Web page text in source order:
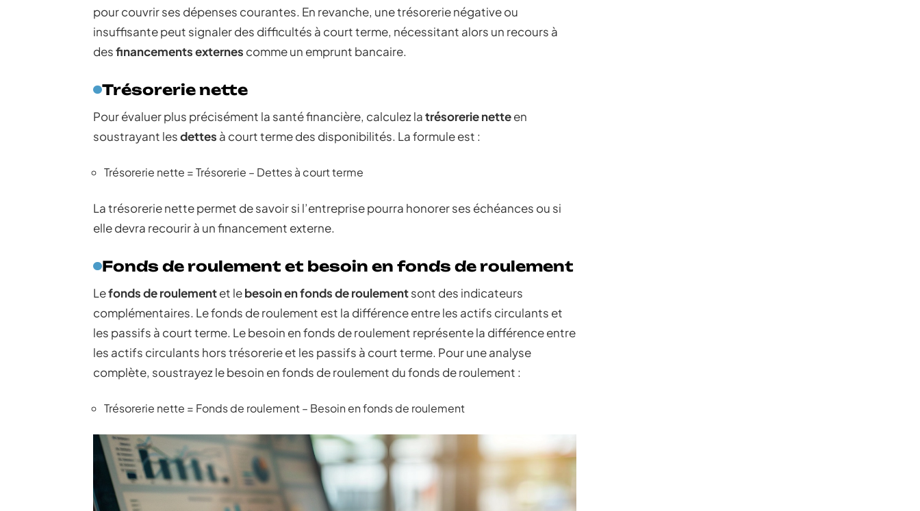
pour couvrir ses dépenses courantes. En revanche, une trésorerie négative ou
insuffisante peut signaler des difficultés à court terme, nécessitant alors un recours à
desfinancements externes comme un emprunt bancaire.
Trésorerie nette
Pour évaluer plus précisément la santé financière, calculez latrésorerie netteen
soustrayant lesdettes à court terme des disponibilités. La formule est :
Trésorerie nette = Trésorerie – Dettes à court terme
La trésorerie nette permet de savoir si l’entreprise pourra honorer ses échéances ou si
elle devra recourir à un financement externe.
Fonds de roulement et besoin en fonds de roulement
Lefonds de roulementet lebesoin en fonds de roulementsont des indicateurs
complémentaires. Le fonds de roulement est la différence entre les actifs circulants et
les passifs à court terme. Le besoin en fonds de roulement représente la différence entre
les actifs circulants hors trésorerie et les passifs à court terme. Pour une analyse
complète, soustrayez le besoin en fonds de roulement du fonds de roulement :
Trésorerie nette = Fonds de roulement – Besoin en fonds de roulement